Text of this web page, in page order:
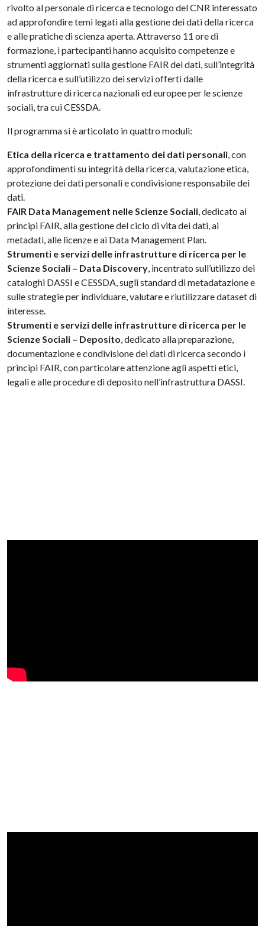
rivolto al personale di ricerca e tecnologo del CNR interessato
ad approfondire temi legati alla gestione dei dati della ricerca
e alle pratiche di scienza aperta. Attraverso 11 ore di
formazione, i partecipanti hanno acquisito competenze e
strumenti aggiornati sulla gestione FAIR dei dati, sull’integrità
della ricerca e sull’utilizzo dei servizi offerti dalle
infrastrutture di ricerca nazionali ed europee per le scienze
sociali, tra cui CESSDA.
Il programma si è articolato in quattro moduli:
Etica della ricerca e trattamento dei dati personali, con
approfondimenti su integrità della ricerca, valutazione etica,
protezione dei dati personali e condivisione responsabile dei
dati.
FAIR Data Management nelle Scienze Sociali, dedicato ai
principi FAIR, alla gestione del ciclo di vita dei dati, ai
metadati, alle licenze e ai Data Management Plan.
Strumenti e servizi delle infrastrutture di ricerca per le
Scienze Sociali – Data Discovery, incentrato sull’utilizzo dei
cataloghi DASSI e CESSDA, sugli standard di metadatazione e
sulle strategie per individuare, valutare e riutilizzare dataset di
interesse.
Strumenti e servizi delle infrastrutture di ricerca per le
Scienze Sociali – Deposito, dedicato alla preparazione,
documentazione e condivisione dei dati di ricerca secondo i
principi FAIR, con particolare attenzione agli aspetti etici,
legali e alle procedure di deposito nell’infrastruttura DASSI.